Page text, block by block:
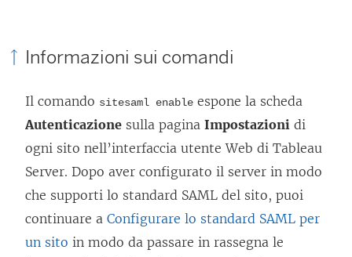
Informazioni sui comandi
Il comando sitesaml enable espone la scheda
Autenticazione sulla pagina Impostazioni di
ogni sito nell’interfaccia utente Web di Tableau
Server. Dopo aver configurato il server in modo
che supporti lo standard SAML del sito, puoi
continuare a Configurare lo standard SAML per
un sito in modo da passare in rassegna le